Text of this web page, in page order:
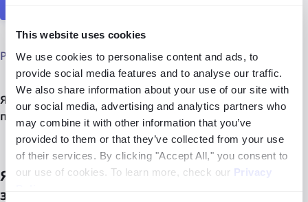
This website uses cookies
We use cookies to personalise content and ads, to
provide social media features and to analyse our traffic.
We also share information about your use of our site with
our social media, advertising and analytics partners who
may combine it with other information that you’ve
provided to them or that they’ve collected from your use
of their services. By clicking "Accept All," you consent to
our use of cookies. To learn more, check our Privacy
Результати будуть видалені з індексу lenso.
Якщо у вас виникають проблеми з формою DMCA,
перегляньте навчальний посібник нижче:
Як надіслати форму Запит на видалення
зображення?